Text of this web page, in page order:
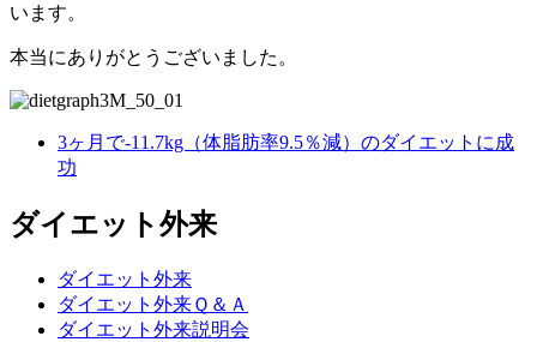
います。
本当にありがとうございました。
3ヶ月で-11.7kg（体脂肪率9.5％減）のダイエットに成
功
ダイエット外来
ダイエット外来
ダイエット外来Ｑ＆Ａ
ダイエット外来説明会